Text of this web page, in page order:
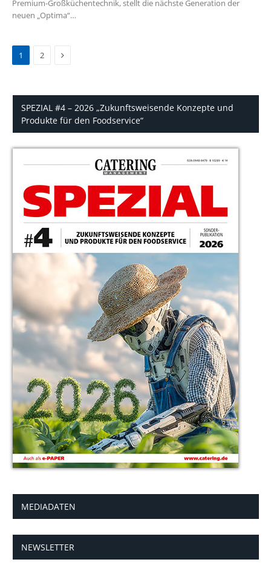
Premium-Großküchentechnik, stellt die nächste Generation der
neuen „Optima“…
1 2 Next
SPEZIAL #4 – 2026 „Zukunftsweisende Konzepte und
Produkte für den Foodservice“
MEDIADATEN
NEWSLETTER